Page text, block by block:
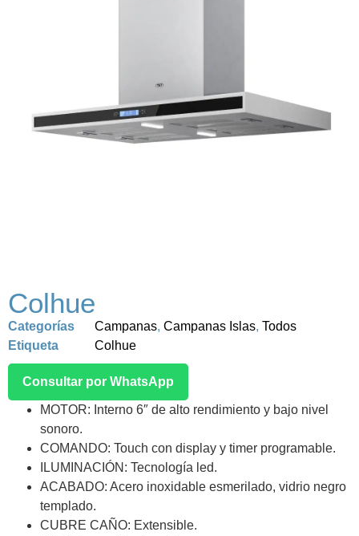
Colhue
Categorías Campanas, Campanas Islas, Todos
Etiqueta
Colhue
Consultar por WhatsApp
MOTOR: Interno 6″ de alto rendimiento y bajo nivel
sonoro.
COMANDO: Touch con display y timer programable.
ILUMINACIÓN: Tecnología led.
ACABADO: Acero inoxidable esmerilado, vidrio negro
templado.
CUBRE CAÑO: Extensible.